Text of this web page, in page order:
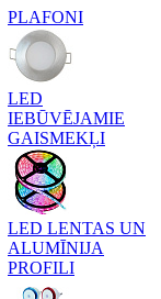
PLAFONI
LED
IEBŪVĒJAMIE
GAISMEKĻI
LED LENTAS UN
ALUMĪNIJA
PROFILI